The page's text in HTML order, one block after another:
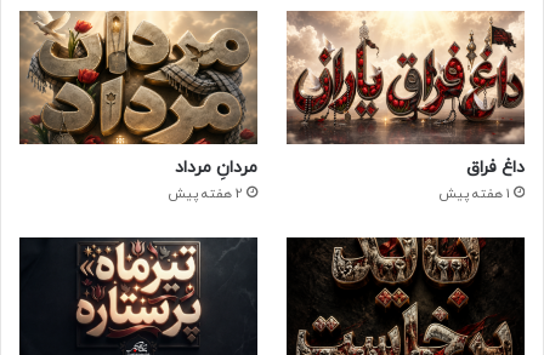
داغ فراق
1 هفته پیش
مردانِ مرداد
2 هفته پیش